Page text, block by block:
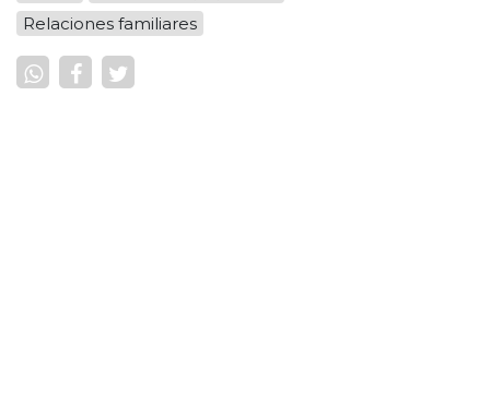
Relaciones familiares